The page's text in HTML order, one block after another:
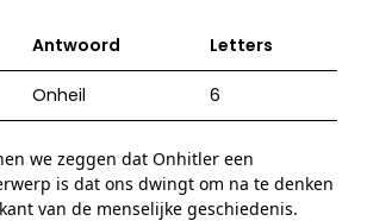
Antwoord Letters
Onheil 6
we zeggen dat Onhitler een
is dat ons dwingt om na te denken
van de menselijke geschiedenis.